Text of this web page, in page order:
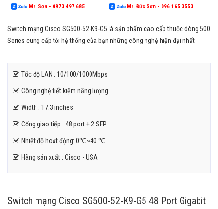
Mr. Sơn - 0973 497 685 Mr. Đức Sơn - 096 165 3553
Switch mạng Cisco SG500-52-K9-G5 là sản phẩm cao cấp thuộc dòng 500
Series cung cấp tới hệ thống của bạn những công nghệ hiện đại nhất
Tốc độ LAN : 10/100/1000Mbps
Công nghệ tiết kiệm năng lượng
Width : 17.3 inches
Cổng giao tiếp : 48 port + 2 SFP
Nhiệt độ hoạt động: 0℃~40 ℃
Hãng sản xuất : Cisco - USA
Switch mạng Cisco SG500-52-K9-G5 48 Port Gigabit